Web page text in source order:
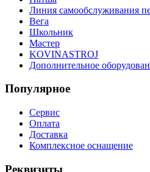
Линия самообслуживания
Вега
Школьник
Мастер
KOVINASTROJ
Дополнительное
Популярное
Сервис
Оплата
Доставка
Комплексное оснащение
Реквизиты